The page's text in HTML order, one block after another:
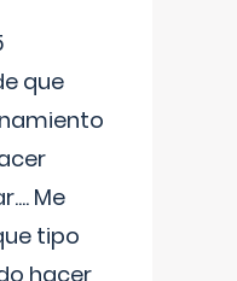
que
Me
tipo
hacer